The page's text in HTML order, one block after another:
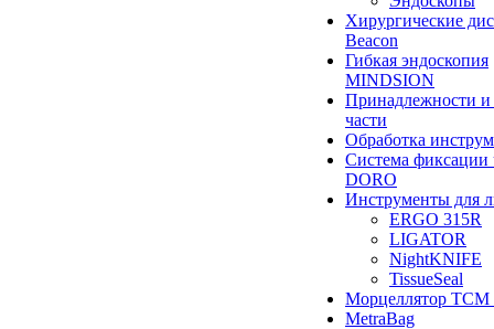
Хирургические
Beacon
Гибкая эндоскопия
MINDSION
Принадлежности и
части
Обработка
Система фиксации
DORO
Инструменты для
ERGO 315R
LIGATOR
NightKNIFE
TissueSeal
Морцеллятор ТСМ
MetraBag